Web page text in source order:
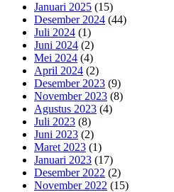
Januari 2025 (15)
Desember 2024 (44)
Juli 2024 (1)
Juni 2024 (2)
Mei 2024 (4)
April 2024 (2)
Desember 2023 (9)
November 2023 (8)
Agustus 2023 (4)
Juli 2023 (8)
Juni 2023 (2)
Maret 2023 (1)
Januari 2023 (17)
Desember 2022 (2)
November 2022 (15)